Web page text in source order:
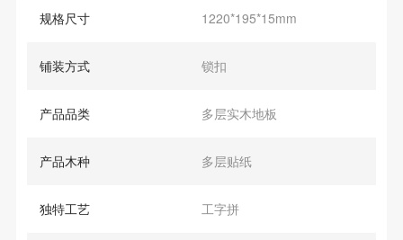
规格尺寸 1220*195*15mm
铺装方式 锁扣
产品品类 多层实木地板
产品木种 多层贴纸
独特工艺 工字拼